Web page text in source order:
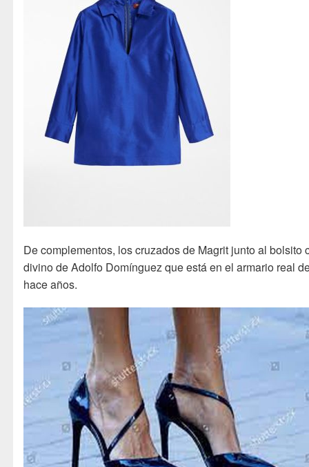
De complementos, los cruzados de Magrit junto al bolsito
divino de Adolfo Domínguez que está en el armario real
hace años.